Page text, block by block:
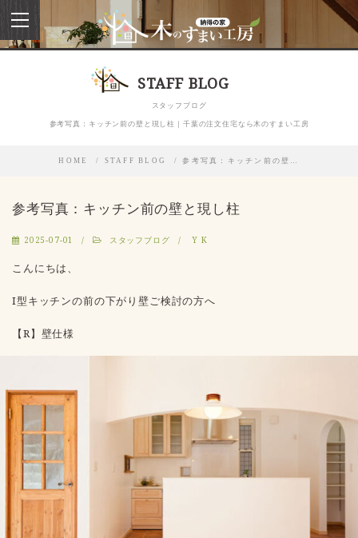
toggle
navigation
STAFF BLOG
スタッフブログ
参考写真：キッチン前の壁と現し柱｜千葉の注文住宅なら木のすまい工房
HOME STAFF BLOG 参考写真：キッチン前の壁…
参考写真：キッチン前の壁と現し柱
2025-07-01 スタッフブログ Y K
こんにちは、
I型キッチンの前の下がり壁ご検討の方へ
【R】壁仕様